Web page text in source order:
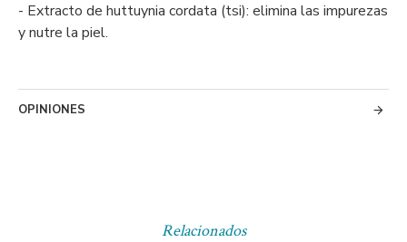
Relacionados
- Extracto de huttuynia cordata (tsi): elimina las impurezas
y nutre la piel.
OPINIONES